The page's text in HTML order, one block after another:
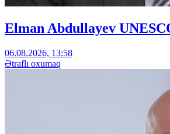
Elman Abdullayev
06.08.2026, 13:58
Ətraflı oxumaq